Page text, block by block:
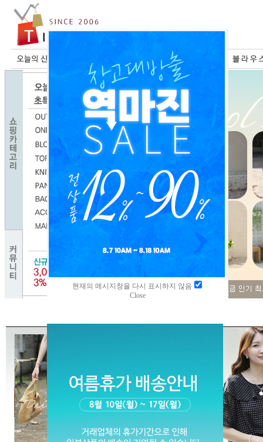
현재의 메시지창을 다시 표시하지 않음
Close